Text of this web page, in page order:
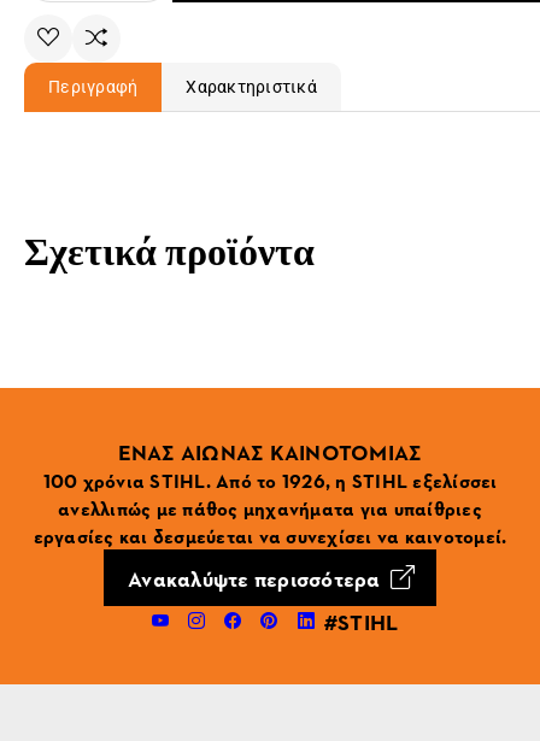
Περιγραφή Χαρακτηριστικά
Σχετικά προϊόντα
ΕΝΑΣ ΑΙΩΝΑΣ ΚΑΙΝΟΤΟΜΙΑΣ
100 χρόνια STIHL. Από το 1926, η STIHL εξελίσσει
ανελλιπώς με πάθος μηχανήματα για υπαίθριες
εργασίες και δεσμεύεται να συνεχίσει να καινοτομεί.
Ανακαλύψτε περισσότερα
#STIHL